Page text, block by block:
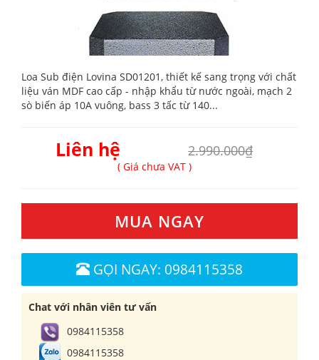
Loa Sub điện Lovina SD01201, thiết kế sang trọng với chất
liệu ván MDF cao cấp - nhập khẩu từ nước ngoài, mạch 2
sò biến áp 10A vuông, bass 3 tấc từ 140...
Liên hệ 2.990.000₫
( Giá chưa VAT )
MUA NGAY
GỌI NGAY: 0984115358
Chat với nhân viên tư vấn
0984115358
0984115358